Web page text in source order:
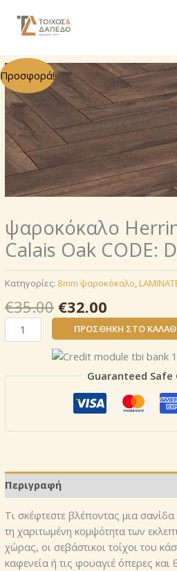
περιεχόμενο
Προσφορά!
ψαροκόκαλο
Calais Oak CODE:
Κατηγορίες: 8mm ψαροκόκαλο,
€35.00 Original
price
was:
€35.00.
€32.00
τιμή
είναι:
€32.00.
ψαροκόκαλο
Herringbone
ποσότητα
ΠΡΟΣΘΉΚΗ ΣΤΟ
Guaranteed Safe
Περιγραφή
Τι σκέφτεστε βλέποντας μια
τη χαριτωμένη κομψότητα των
χώρας, οι σεβάστικοι τοίχοι του
καφενεία ή τις φουαγιέ όπερες και